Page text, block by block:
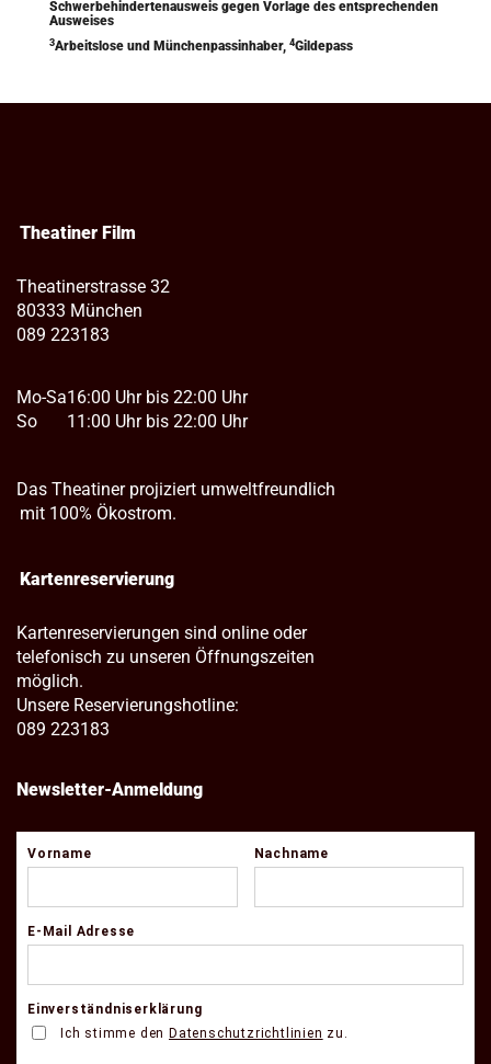
Schwerbehindertenausweis gegen Vorlage des entsprechenden
Ausweises
3Arbeitslose und Münchenpassinhaber, 4Gildepass
Theatiner Film
Theatinerstrasse 32
80333 München
089 223183
Mo-Sa
So
16:00 Uhr bis 22:00 Uhr
11:00 Uhr bis 22:00 Uhr
Das Theatiner projiziert umweltfreundlich
mit 100% Ökostrom.
Kartenreservierung
Kartenreservierungen sind online oder
telefonisch zu unseren Öffnungszeiten
möglich.
Unsere Reservierungshotline:
089 223183
Newsletter-Anmeldung